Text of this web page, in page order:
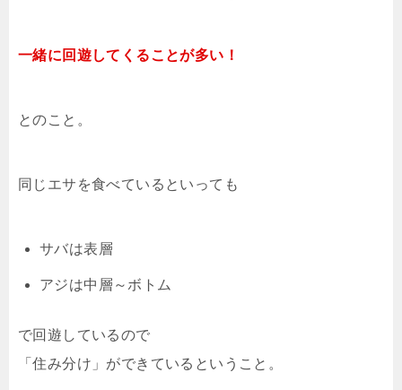
一緒に回遊してくることが多い！
とのこと。
同じエサを食べているといっても
サバは表層
アジは中層～ボトム
で回遊しているので
「住み分け」ができているということ。